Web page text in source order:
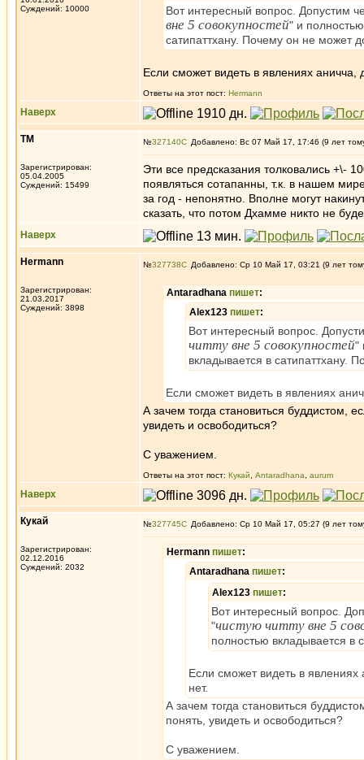
Суждений: 10000
Вот интересный вопрос. Допустим
вне 5 совокупностей" и
сатипаттхану. Почему он не может
Если сможет видеть в явлениях аничча,
Ответы на этот пост: Hermann
Наверх
ТМ
Зарегистрирован:
05.04.2005
Суждений: 15499
№327140 Добавлено: Вс 07 Май 17, 17:46 (9 лет
Эти все предсказания толковались +\-
появляться сотапанны, т.к. в нашем
за год - непонятно. Вполне могут
сказать, что потом Дхамме никто не
Наверх
Hermann
Зарегистрирован:
21.03.2017
Суждений: 3898
№327738 Добавлено: Ср 10 Май 17, 03:21 (9 лет
Antaradhana пишет:
Alex123 пишет:
Вот интересный вопрос.
читту вне 5 совокупностей"
вкладывается в сатипаттхану.
Если сможет видеть в явлениях
А зачем тогда становиться буддистом,
увидеть и освободиться?
С уважением.
Ответы на этот пост: Кукай Antaradhana aurum
Наверх
Кукай
Зарегистрирован:
02.12.2016
Суждений: 2032
№327745 Добавлено: Ср 10 Май 17, 05:27 (9 лет
Hermann пишет:
Antaradhana пишет:
Alex123 пишет:
Вот интересный вопрос.
"чистую читту вне 5
полностью вкладывается в
Если сможет видеть в явлениях
нет.
А зачем тогда становиться
понять, увидеть и освободиться?
С уважением.